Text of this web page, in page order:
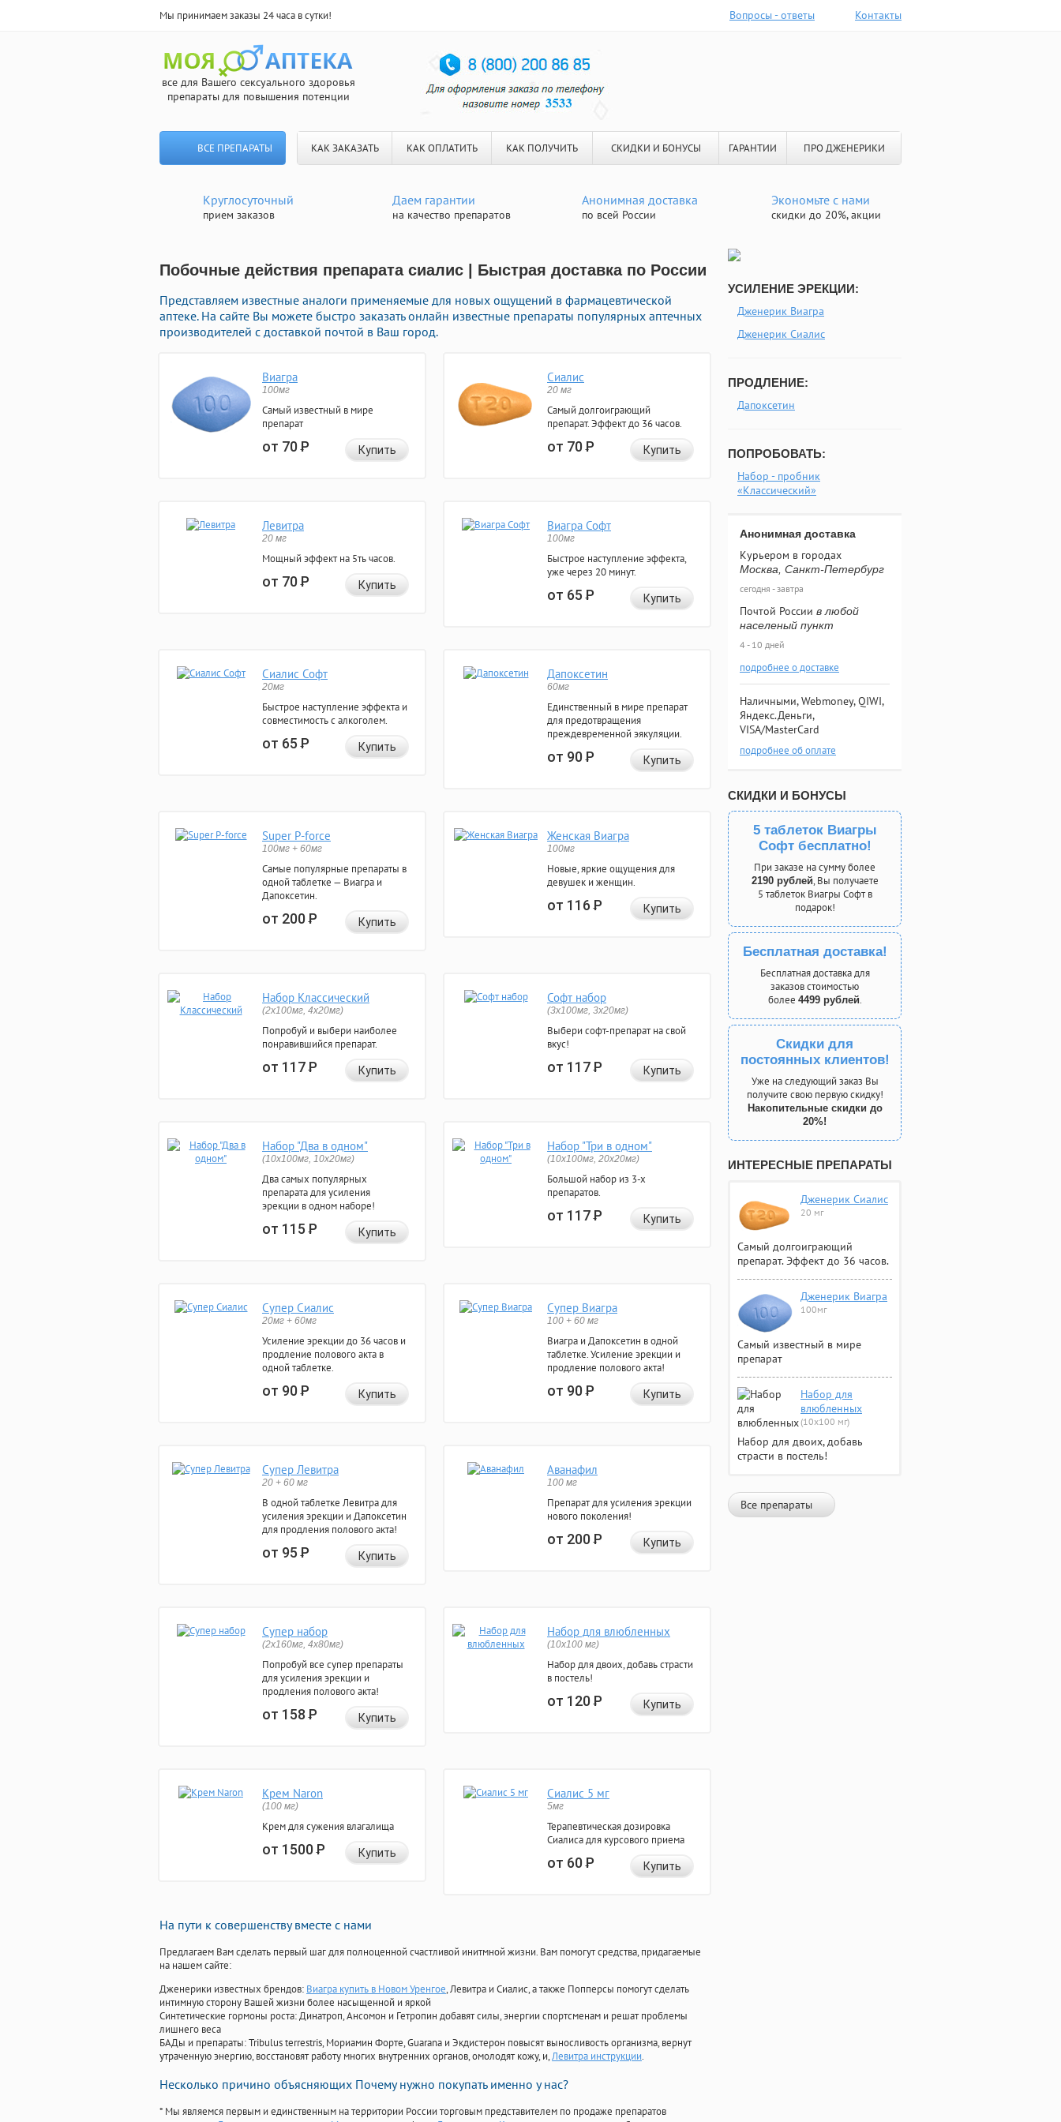
Мы принимаем заказы 24 часа в сутки! Вопросы - ответы Контакты
все для Вашего сексуального здоровья
препараты для повышения потенции
ВСЕ ПРЕПАРАТЫ КАК ЗАКАЗАТЬ КАК ОПЛАТИТЬ КАК ПОЛУЧИТЬ СКИДКИ И БОНУСЫ ГАРАНТИИ ПРО ДЖЕНЕРИКИ
Круглосуточный
прием заказов
Даем гарантии
на качество препаратов
Анонимная доставка
по всей России
Экономьте с нами
скидки до 20%, акции
Побочные действия препарата сиалис | Быстрая доставка по России
Представляем известные аналоги применяемые для новых ощущений в фармацевтической
аптеке. На сайте Вы можете быстро заказать онлайн известные препараты популярных аптечных
производителей с доставкой почтой в Ваш город.
Виагра
100мг
Самый известный в мире
препарат
от 70Р Купить
Сиалис
20 мг
Самый долгоиграющий
препарат. Эффект до 36 часов.
от 70Р Купить
Левитра
20 мг
Мощный эффект на 5ть часов.
от 70Р Купить
Виагра Софт
100мг
Быстрое наступление эффекта,
уже через 20 минут.
от 65Р Купить
Сиалис Софт
20мг
Быстрое наступление эффекта и
совместимость с алкоголем.
от 65Р Купить
Дапоксетин
60мг
Единственный в мире препарат
для предотвращения
преждевременной эякуляции.
от 90Р Купить
Super P-force
100мг + 60мг
Самые популярные препараты в
одной таблетке — Виагра и
Дапоксетин.
от 200Р Купить
Женская Виагра
100мг
Новые, яркие ощущения для
девушек и женщин.
от 116Р Купить
Набор Классический
(2x100мг, 4x20мг)
Попробуй и выбери наиболее
понравившийся препарат.
от 117Р Купить
Софт набор
(3x100мг, 3x20мг)
Выбери софт-препарат на свой
вкус!
от 117Р Купить
Набор "Два в одном"
(10x100мг, 10x20мг)
Два самых популярных
препарата для усиления
эрекции в одном наборе!
от 115Р Купить
Набор "Три в одном"
(10x100мг, 20x20мг)
Большой набор из 3-х
препаратов.
от 117Р Купить
Супер Сиалис
20мг + 60мг
Усиление эрекции до 36 часов и
продление полового акта в
одной таблетке.
от 90Р Купить
Супер Виагра
100 + 60 мг
Виагра и Дапоксетин в одной
таблетке. Усиление эрекции и
продление полового акта!
от 90Р Купить
Супер Левитра
20 + 60 мг
В одной таблетке Левитра для
усиления эрекции и Дапоксетин
для продления полового акта!
от 95Р Купить
Аванафил
100 мг
Препарат для усиления эрекции
нового поколения!
от 200Р Купить
Супер набор
(2х160мг, 4х80мг)
Попробуй все супер препараты
для усиления эрекции и
продления полового акта!
от 158Р Купить
Набор для влюбленных
(10х100 мг)
Набор для двоих, добавь страсти
в постель!
от 120Р Купить
Крем Naron
(100 мг)
Крем для сужения влагалища
от 1500Р Купить
Сиалис 5 мг
5мг
Терапевтическая дозировка
Сиалиса для курсового приема
от 60Р Купить
На пути к совершенству вместе с нами
Предлагаем Вам сделать первый шаг для полноценной счастливой инитмной жизни. Вам помогут средства, придагаемые
на нашем сайте:
Дженерики известных брендов: Виагра купить в Новом Уренгое, Левитра и Сиалис, а также Попперсы помогут сделать
интимную сторону Вашей жизни более насыщенной и яркой
Синтетические гормоны роста: Динатроп, Ансомон и Гетропин добавят силы, энергии спортсменам и решат проблемы
лишнего веса
БАДы и препараты:Tribulus terrestris, Мориамин Форте, Guarana и Экдистерон повысят выносливость организма, вернут
утраченную энергию, восстановят работу многих внутренних органов, омолодят кожу, и,Левитра инструкции.
Несколько причино объясняющих Почему нужно покупать именно у нас?
* Мы являемся первым и единственным на территории России торговым представителем по продаже препаратов
УСИЛЕНИЕ ЭРЕКЦИИ:
Дженерик Виагра
Дженерик Сиалис
ПРОДЛЕНИЕ:
Дапоксетин
ПОПРОБОВАТЬ:
Набор - пробник
«Классический»
Анонимная доставка
Курьером в городах
Москва, Санкт-Петербург
сегодня - завтра
Почтой России в любой
населеный пункт
4 - 10 дней
подробнее о доставке
Наличными, Webmoney, QIWI,
Яндекс.Деньги,
VISA/MasterCard
подробнее об оплате
СКИДКИ И БОНУСЫ
5 таблеток Виагры
Софт бесплатно!
При заказе на сумму более
2190 рублей, Вы получаете
5 таблеток Виагры Софт в
подарок!
Бесплатная доставка!
Бесплатная доставка для
заказов стоимостью
более 4499 рублей.
Скидки для
постоянных клиентов!
Уже на следующий заказ Вы
получите свою первую скидку!
Накопительные скидки до
20%!
ИНТЕРЕСНЫЕ ПРЕПАРАТЫ
Дженерик Сиалис
20 мг
Самый долгоиграющий
препарат. Эффект до 36 часов.
Дженерик Виагра
100мг
Самый известный в мире
препарат
Набор для
влюбленных
(10х100 мг)
Набор для двоих, добавь
страсти в постель!
Все препараты